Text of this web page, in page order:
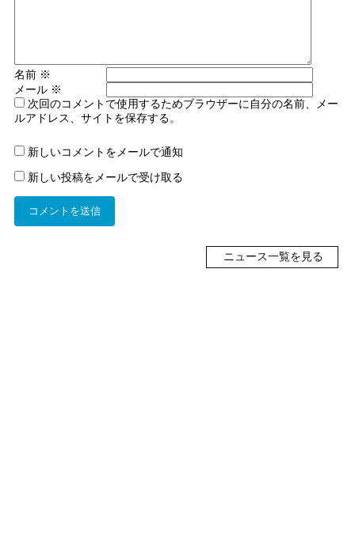
名前 ※
メール ※
次回のコメントで使用するためブラウザーに自分の名前、メー
ルアドレス、サイトを保存する。
新しいコメントをメールで通知
新しい投稿をメールで受け取る
ニュース一覧を見る